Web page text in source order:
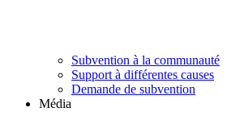
Subvention à la communauté
Support à différentes causes
Demande de subvention
Média